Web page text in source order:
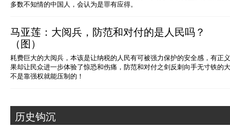
多数不知情的中国人，会认为是罪有应得。
马亚莲：大阅兵，防范和对付的是人民吗？
（图）
耗费巨大的大阅兵，本该是让纳税的人民有可被强力保护的安全感，有正
果却让民众进一步体验了惊恐和伤痛，防范和对付之剑反刺向手无寸铁的
不是靠强权就能压制的！
历史钩沉